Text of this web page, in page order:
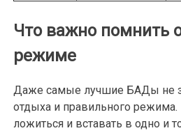
Что важно помнить
режиме
Даже самые лучшие БАДы не
отдыха и правильного режима.
ложиться и вставать в одно и